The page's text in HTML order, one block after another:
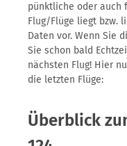
pünktliche oder auch
Flug/Flüge liegt bzw.
Daten vor. Wenn Sie
Sie schon bald
nächsten Flug! Hier
die letzten Flüge:
Überblick